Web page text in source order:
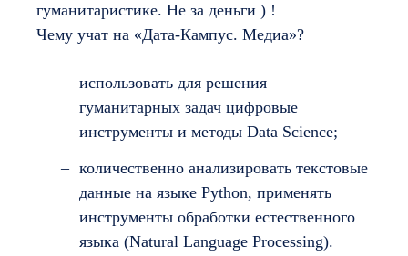
гуманитаристике. Не за деньги ) !
Чему учат на «Дата-Кампус. Медиа»?
использовать для решения
гуманитарных задач цифровые
инструменты и методы Data Science;
количественно анализировать текстовые
данные на языке Python, применять
инструменты обработки естественного
языка (Natural Language Processing).